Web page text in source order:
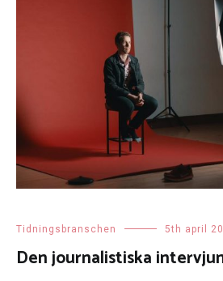
Tidningsbranschen 5th april
Den journalistiska